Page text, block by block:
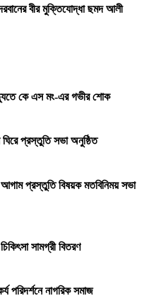
বীর মুক্তিযোদ্ধা ছমদ আলী
কে এস মং-এর গভীর শোক
ঘিরে প্রস্তুতি সভা অনুষ্ঠিত
আগাম প্রস্তুতি বিষয়ক মতবিনিময় সভা
সামগ্রী বিতরণ
পরিদর্শনে নাগরিক সমাজ